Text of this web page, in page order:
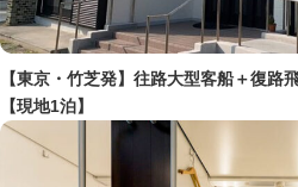
【東京・竹芝発】往路大型客船＋復路
【現地1泊】